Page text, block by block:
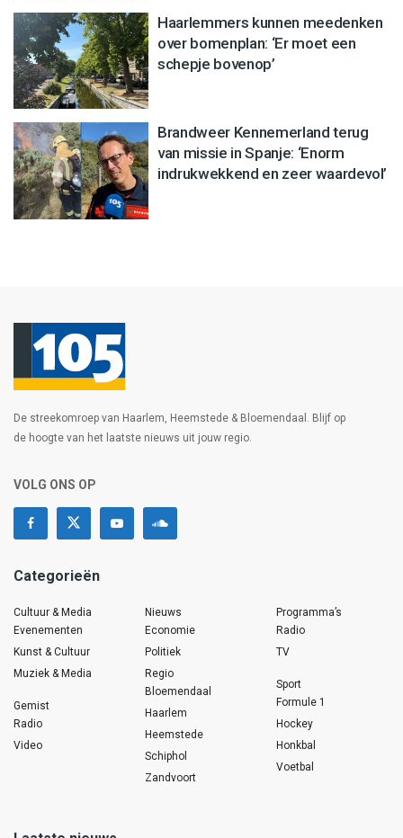
Haarlemmers kunnen meedenken
over bomenplan: ‘Er moet een
schepje bovenop’
Brandweer Kennemerland terug
van missie in Spanje: ‘Enorm
indrukwekkend en zeer waardevol’
De streekomroep van Haarlem, Heemstede & Bloemendaal. Blijf op
de hoogte van het laatste nieuws uit jouw regio.
VOLG ONS OP
Categorieën
Cultuur & Media
Evenementen
Kunst & Cultuur
Muziek & Media
Gemist
Radio
Video
Nieuws
Economie
Politiek
Regio
Bloemendaal
Haarlem
Heemstede
Schiphol
Zandvoort
Programma’s
Radio
TV
Sport
Formule 1
Hockey
Honkbal
Voetbal